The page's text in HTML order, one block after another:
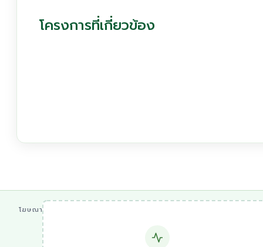
โครงการที่เกี่ยวข้อง
โฆษณา